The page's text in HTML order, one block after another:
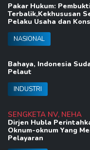
Pakar Hukum:
Terbalik,Kekhususan
Pelaku Usaha dan
NASIONAL
Bahaya, Indonesia
Pelaut
INDUSTRI
SENGKETA NV, NEHA
Dirjen Hubla
Oknum-oknum Yang
Pelayaran